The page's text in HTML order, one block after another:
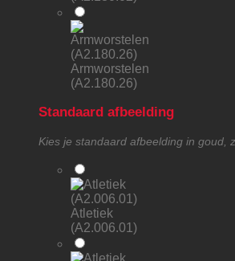
Armworstelen
(A2.180.26)
Standaard afbeelding
Kies je standaard afbeelding in goud,
Atletiek
(A2.006.01)